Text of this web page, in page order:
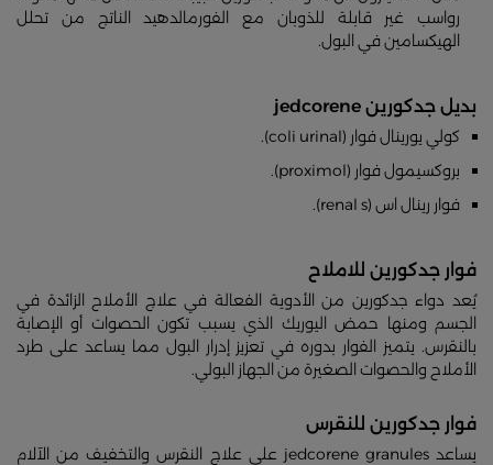
رواسب غير قابلة للذوبان مع الفورمالدهيد الناتج من تحلل
الهيكسامين في البول.
بديل جدكورين jedcorene
كولي يورينال فوار (coli urinal).
بروكسيمول فوار (proximol).
فوار رينال اس (renal s).
فوار جدكورين للاملاح
يُعد دواء جدكورين من الأدوية الفعالة في علاج الأملاح الزائدة في
الجسم ومنها حمض اليوريك الذي يسبب تكون الحصوات أو الإصابة
بالنقرس. يتميز الفوار بدوره في تعزيز إدرار البول مما يساعد على طرد
الأملاح والحصوات الصغيرة من الجهاز البولي.
فوار جدكورين للنقرس
يساعد jedcorene granules على علاج النقرس والتخفيف من الآلام